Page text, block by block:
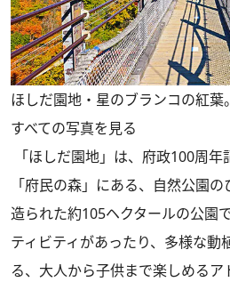
ほしだ園地・星のブランコの紅葉。
すべての写真を見る
「ほしだ園地」は、府政100周
「府民の森」にある、自然公園
造られた約105ヘクタールの公園
ティビティがあったり、多様な動
る、大人から子供まで楽しめるア